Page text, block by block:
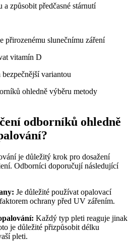
způsobit předčasné stárnutí
přirozenému slunečnímu záření
vitamín D
variantou
odborníků ohledně
je důležitý krok pro dosažení
Odborníci doporučují následující
Je důležité používat opalovací
ochrany před UV zářením.
Každý typ pleti reaguje jinak
je důležité přizpůsobit délku
pleti.